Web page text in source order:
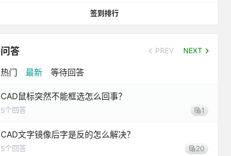
签到排行
问答 PREV NEXT
热门 最新 等待回答
CAD鼠标突然不能框选怎么回事？
5个回答 1
CAD文字镜像后字是反的怎么解决？
5个回答 20